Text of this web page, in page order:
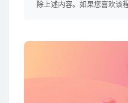
除上述内容。如果您喜欢该